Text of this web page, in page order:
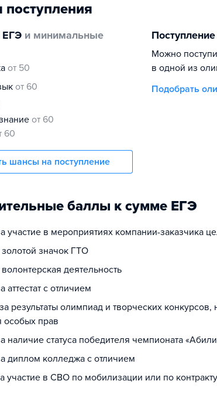
поступления
и минимальные
от 50
от 60
от 60
60
шансы на поступление
Можно
в одной из
Подобрать
баллы к сумме ЕГЭ
участие в мероприятиях компании-заказчика
значок ГТО
деятельность
аттестат с отличием
результаты олимпиад и творческих
особых прав
наличие статуса победителя чемпионата
диплом колледжа с отличием
участие в СВО по мобилизации или по контракту